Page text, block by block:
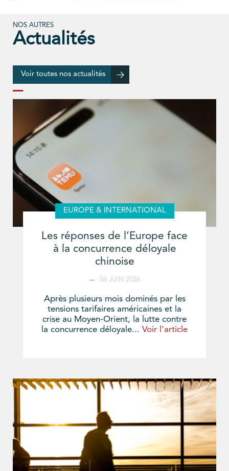
NOS AUTRES
Actualités
Voir toutes nos actualités
EUROPE & INTERNATIONAL
Les réponses de l’Europe face
à la concurrence déloyale
chinoise
04 JUIN 2026
Après plusieurs mois dominés par les
tensions tarifaires américaines et la
crise au Moyen-Orient, la lutte contre
la concurrence déloyale... Voir l'article